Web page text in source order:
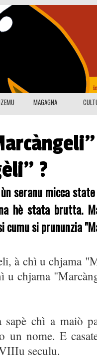
MAGAGNA
?
seranu micca
hè stata brutta.
cumu si prununzia
à chì u chjama
u chjama
chì a maiò
un nome. E
seculu.